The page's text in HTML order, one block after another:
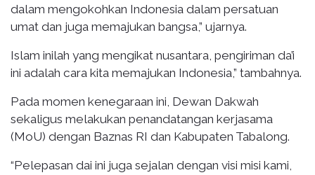
dalam mengokohkan Indonesia dalam persatuan
umat dan juga memajukan bangsa,” ujarnya.
Islam inilah yang mengikat nusantara, pengiriman da’i
ini adalah cara kita memajukan Indonesia,” tambahnya.
Pada momen kenegaraan ini, Dewan Dakwah
sekaligus melakukan penandatangan kerjasama
(MoU) dengan Baznas RI dan Kabupaten Tabalong.
“Pelepasan dai ini juga sejalan dengan visi misi kami,